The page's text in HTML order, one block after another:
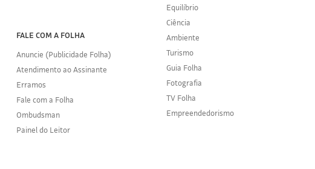
FALE COM A FOLHA
Anuncie (Publicidade Folha)
Atendimento ao Assinante
Erramos
Fale com a Folha
Ombudsman
Painel do Leitor
Equilíbrio
Ciência
Ambiente
Turismo
Guia Folha
Fotografia
TV Folha
Empreendedorismo